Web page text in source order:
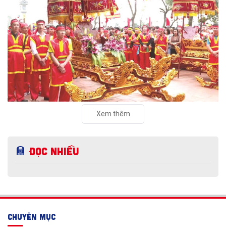
Bà Trưng.
Xem thêm
Đọc nhiều
CHUYÊN MỤC